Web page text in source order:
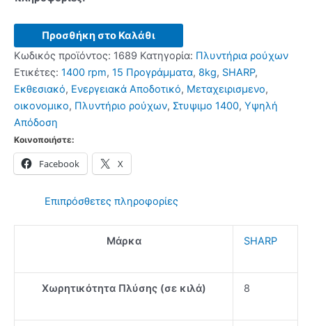
Πλυντήριο
Ρούχων
SHARP
(Εκθεσιακό)
ποσότητα
Προσθήκη στο Καλάθι
Κωδικός προϊόντος: 1689 Κατηγορία: Πλυντήρια ρούχων
Ετικέτες: 1400 rpm, 15 Προγράμματα, 8kg, SHARP,
Εκθεσιακό, Ενεργειακά Αποδοτικό, Μεταχειρισμενο,
οικονομικο, Πλυντήριο ρούχων, Στυψιμο 1400, Υψηλή
Απόδοση
Κοινοποιήστε:
Facebook X
Επιπρόσθετες πληροφορίες
Μάρκα SHARP
Χωρητικότητα Πλύσης (σε κιλά) 8